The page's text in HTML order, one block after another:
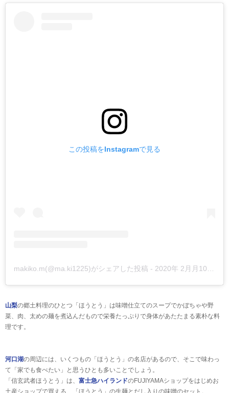
この投稿をInstagramで見る
makiko.m(@ma.ki1225)がシェアした投稿 - 2020年 2月月10日午前4時26分PST
山梨の郷土料理のひとつ「ほうとう」は味噌仕立てのスープでかぼちゃや野
菜、肉、太めの麺を煮込んだもので栄養たっぷりで身体があたたまる素朴な料
理です。
河口湖の周辺には、いくつもの「ほうとう」の名店があるので、そこで味わっ
て「家でも食べたい」と思うひとも多いことでしょう。
「信玄武者ほうとう」は、 富士急ハイランドのFUJIYAMAショップをはじめお
土産ショップで買える、「ほうとう」の生麺とだし入りの味噌のセット。